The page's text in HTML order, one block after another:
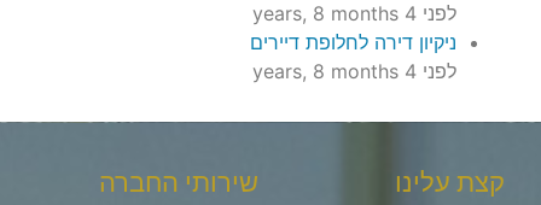
לפני 4 years, 8 months
ניקיון דירה לחלופת דיירים
לפני 4 years, 8 months
קצת עלינו שירותי החברה